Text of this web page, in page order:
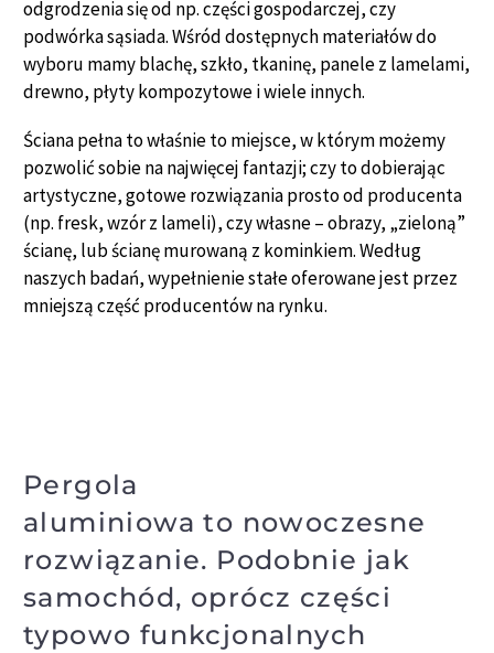
odgrodzenia się od np. części gospodarczej, czy
podwórka sąsiada. Wśród dostępnych materiałów do
wyboru mamy blachę, szkło, tkaninę, panele z lamelami,
drewno, płyty kompozytowe i wiele innych.
Ściana pełna to właśnie to miejsce, w którym możemy
pozwolić sobie na najwięcej fantazji; czy to dobierając
artystyczne, gotowe rozwiązania prosto od producenta
(np. fresk, wzór z lameli), czy własne – obrazy, „zieloną”
ścianę, lub ścianę murowaną z kominkiem. Według
naszych badań, wypełnienie stałe oferowane jest przez
mniejszą część producentów na rynku.
Pergola
aluminiowa to nowoczesne
rozwiązanie. Podobnie jak
samochód, oprócz części
typowo funkcjonalnych